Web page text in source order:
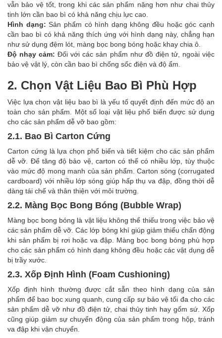
vẫn bảo vệ tốt, trong khi các sản phẩm nặng hơn như chai thủy
tinh lớn cần bao bì có khả năng chịu lực cao.
Hình dạng: Sản phẩm có hình dạng không đều hoặc góc cạnh
cần bao bì có khả năng thích ứng với hình dạng này, chẳng hạn
như sử dụng đệm lót, màng bọc bong bóng hoặc khay chia ô.
Độ nhạy cảm: Đối với các sản phẩm như đồ điện tử, ngoài việc
bảo vệ vật lý, còn cần bao bì chống sốc điện và độ ẩm.
2. Chọn Vật Liệu Bao Bì Phù Hợp
Việc lựa chọn vật liệu bao bì là yếu tố quyết định đến mức độ an
toàn cho sản phẩm. Một số loại vật liệu phổ biến được sử dụng
cho các sản phẩm dễ vỡ bao gồm:
2.1. Bao Bì Carton Cứng
Carton cứng là lựa chọn phổ biến và tiết kiệm cho các sản phẩm
dễ vỡ. Để tăng độ bảo vệ, carton có thể có nhiều lớp, tùy thuộc
vào mức độ mong manh của sản phẩm. Carton sóng (corrugated
cardboard) với nhiều lớp sóng giúp hấp thụ va đập, đồng thời dễ
dàng tái chế và thân thiện với môi trường.
2.2. Màng Bọc Bong Bóng (Bubble Wrap)
Màng bọc bong bóng là vật liệu không thể thiếu trong việc bảo vệ
các sản phẩm dễ vỡ. Các lớp bóng khí giúp giảm thiểu chấn động
khi sản phẩm bị rơi hoặc va đập. Màng bọc bong bóng phù hợp
cho các sản phẩm có hình dạng không đều hoặc các vật dụng dễ
bị trầy xước.
2.3. Xốp Định Hình (Foam Cushioning)
Xốp định hình thường được cắt sẵn theo hình dạng của sản
phẩm để bao bọc xung quanh, cung cấp sự bảo vệ tối đa cho các
sản phẩm dễ vỡ như đồ điện tử, chai thủy tinh hay gốm sứ. Xốp
cũng giúp giảm sự chuyển động của sản phẩm trong hộp, tránh
va đập khi vận chuyển.